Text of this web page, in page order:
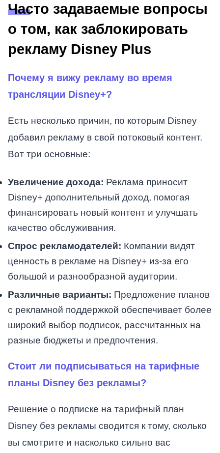
Часто задаваемые вопросы
о том, как заблокировать
рекламу Disney Plus
Почему я вижу рекламу во время
трансляции Disney+?
Есть несколько причин, по которым Disney
добавил рекламу в свой потоковый контент.
Вот три основные:
Увеличение дохода: Реклама приносит
Disney+ дополнительный доход, помогая
финансировать новый контент и улучшать
качество обслуживания.
Спрос рекламодателей: Компании видят
ценность в рекламе на Disney+ из-за его
большой и разнообразной аудитории.
Различные варианты: Предложение планов
с рекламной поддержкой обеспечивает более
широкий выбор подписок, рассчитанных на
разные бюджеты и предпочтения.
Стоит ли подписываться на тарифные
планы Disney без рекламы?
Решение о подписке на тарифный план
Disney без рекламы сводится к тому, сколько
вы смотрите и насколько сильно вас